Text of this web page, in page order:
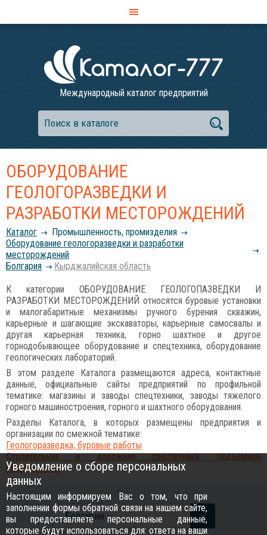
Международный каталог предприятий
ОБОРУДОВАНИЕ
ГЕОЛОГОРАЗВЕДКИ И
РАЗРАБОТКИ МЕСТОРОЖДЕНИЙ
Каталог
Промышленность, промизделия
Оборудование геологоразведки и разработки
месторождений
Болгария
Кырджалийская область
К категории ОБОРУДОВАНИЕ ГЕОЛОГОПАЗВЕДКИ И
РАЗРАБОТКИ МЕСТОРОЖДЕНИЙ относятся буровые установки
и малогабаритные механизмы ручного бурения скважин,
карьерные и шагающие экскаваторы, карьерные самосвалы и
другая карьерная техника, горно шахтное и другое
горнодобывающее оборудование и спецтехника, оборудование
геологических лабораторий.
В этом разделе Каталога размещаются адреса, контактные
данные, официальные сайты предприятий по профильной
тематике: магазины и заводы спецтехники, заводы тяжелого
горного машиностроения, горного и шахтного оборудования.
Разделы Каталога, в которых размещены предприятия и
организации по смежной тематике:
Геологоразведка, буровые работы
Строительная и дорожная спецтехника, подъемное
оборудование
Болгария
Уведомление о сборе персональных
данных
Настоящим информируем Вас о том, что при
заполнении формы обратной связи на нашем сайте,
вы предоставляете персональные данные,
которые будут использоваться для: ответа на ваши